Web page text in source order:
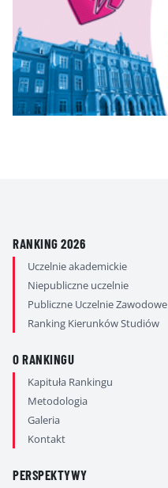
RANKING 2026
Uczelnie akademickie
Niepubliczne uczelnie
Publiczne Uczelnie Zawodowe
Ranking Kierunków Studiów
O RANKINGU
Kapituła Rankingu
Metodologia
Galeria
Kontakt
PERSPEKTYWY